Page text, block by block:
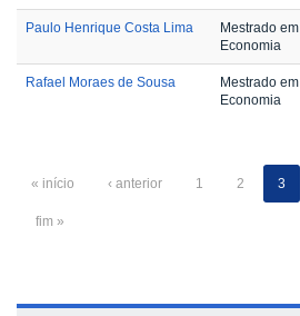
Paulo Henrique Costa Lima
Mestrado em
Economia
Rafael Moraes de Sousa
Mestrado em
Economia
« início ‹ anterior 1 2 3
fim »